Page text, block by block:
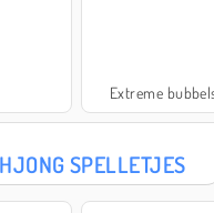
Extreme
SPELLETJES